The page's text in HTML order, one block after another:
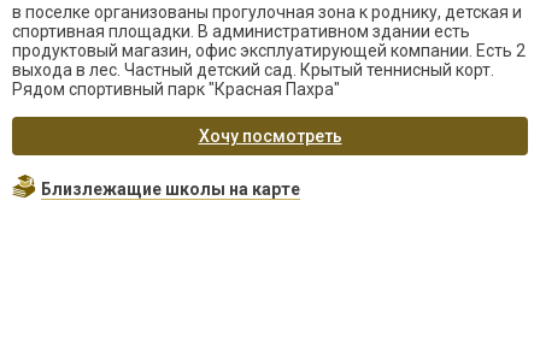
в поселке организованы прогулочная зона к роднику, детская и
спортивная площадки. В административном здании есть
продуктовый магазин, офис эксплуатирующей компании. Есть 2
выхода в лес. Частный детский сад. Крытый теннисный корт.
Рядом спортивный парк "Красная Пахра"
Хочу посмотреть
Близлежащие школы на карте